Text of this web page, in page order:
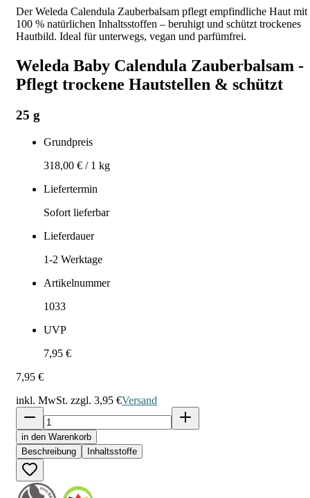
Der Weleda Calendula Zauberbalsam pflegt empfindliche Haut mit
100 % natürlichen Inhaltsstoffen – beruhigt und schützt trockenes
Hautbild. Ideal für unterwegs, vegan und parfümfrei.
Weleda Baby Calendula Zauberbalsam -
Pflegt trockene Hautstellen & schützt
25 g
Grundpreis
318,00 € / 1 kg
Liefertermin
Sofort lieferbar
Lieferdauer
1-2 Werktage
Artikelnummer
1033
UVP
7,95 €
7,95 €
inkl. MwSt. zzgl. 3,95 €Versand
in den Warenkorb
Beschreibung
Inhaltsstoffe